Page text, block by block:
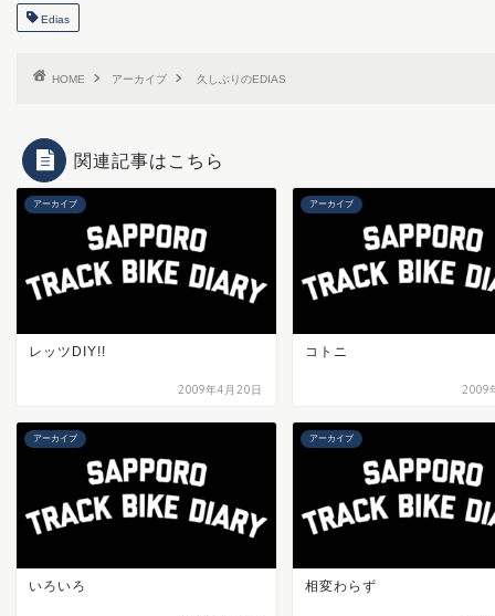
Edias
HOME アーカイブ 久しぶりのEDIAS
関連記事はこちら
アーカイブ
レッツDIY!!
2009年4月20日
アーカイブ
コトニ
2009
アーカイブ
いろいろ
アーカイブ
相変わらず